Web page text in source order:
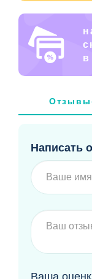
в
Написать